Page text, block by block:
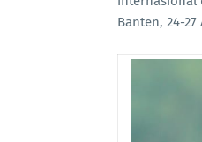
Banten, 24-27